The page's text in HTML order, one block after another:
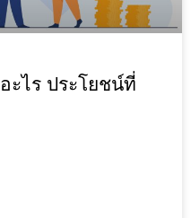
ะไร ประโยชน์ที่